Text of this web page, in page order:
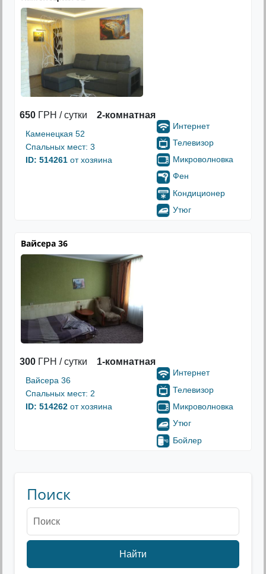
650 ГРН / сутки 2-комнатная
Каменецкая 52
Спальных мест: 3
ID: 514261 от хозяина
Интернет
Телевизор
Микроволновка
Фен
Кондиционер
Утюг
Вайсера 36
300 ГРН / сутки 1-комнатная
Вайсера 36
Спальных мест: 2
ID: 514262 от хозяина
Интернет
Телевизор
Микроволновка
Утюг
Бойлер
Поиск
Найти